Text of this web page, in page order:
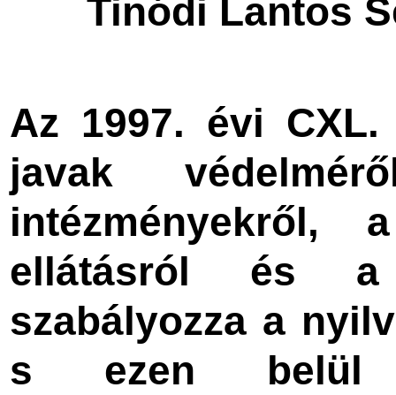
Tinódi Lantos
Az 1997. évi
javak
intézményekről,
ellátásról és a
szabályozza a
s ezen